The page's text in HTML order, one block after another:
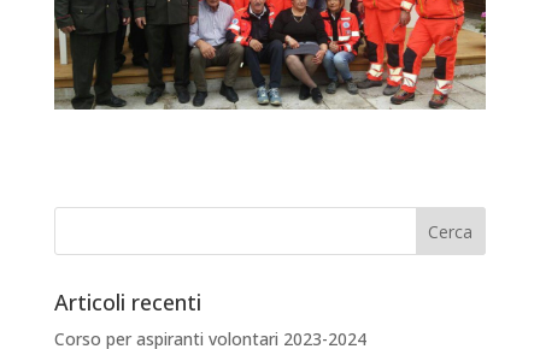
Articoli recenti
Corso per aspiranti volontari 2023-2024